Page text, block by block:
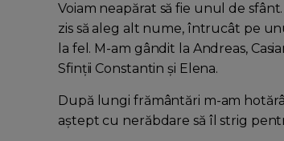
Voiam neapărat să fie unul de
zis să aleg alt nume, întrucât pe
la fel. M-am gândit la Andreas,
Sfinții Constantin și Elena.
După lungi frământări m-am
aștept cu nerăbdare să îl strig